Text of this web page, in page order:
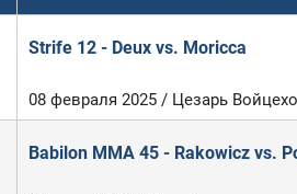
Strife 12 - Deux vs. Moricca
08 февраля 2025 / Цезарь
Babilon MMA 45 - Rakowicz vs.